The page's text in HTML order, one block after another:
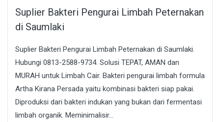
Suplier Bakteri Pengurai Limbah Peternakan
di Saumlaki
Suplier Bakteri Pengurai Limbah Peternakan di Saumlaki.
Hubungi 0813-2588-9734. Solusi TEPAT, AMAN dan
MURAH untuk Limbah Cair. Bakteri pengurai limbah formula
Artha Kirana Persada yaitu kombinasi bakteri siap pakai.
Diproduksi dari bakteri indukan yang bukan dari fermentasi
limbah organik. Meminimalisir...